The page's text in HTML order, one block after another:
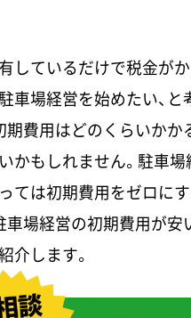
しているだけで税金が
車場経営を始めたい、
期費用はどのくらいか
かもしれません。駐車
ては初期費用をゼロに
車場経営の初期費用が
介します。